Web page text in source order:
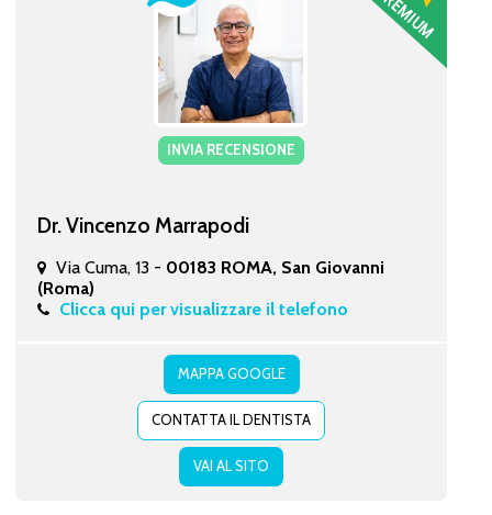
INVIA RECENSIONE
Dr. Vincenzo Marrapodi
Via Cuma, 13 - 00183 ROMA, San Giovanni
(Roma)
Clicca qui per visualizzare il telefono
MAPPA GOOGLE
CONTATTA IL DENTISTA
VAI AL SITO